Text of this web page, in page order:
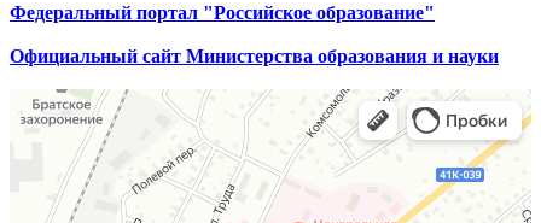
Федеральный портал "Российское образование"
Официальный сайт Министерства образования и науки